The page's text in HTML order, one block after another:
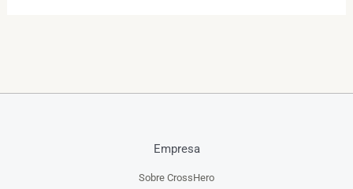
Empresa
Sobre CrossHero